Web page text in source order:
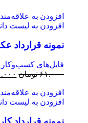
افزودن به
افزودن به لیست
نمونه قرارداد
فایل‌های کسب‌وکار
۶۱.۰۰۰ تومان
افزودن به
افزودن به لیست